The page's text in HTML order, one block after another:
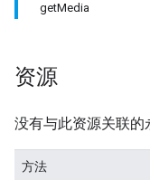
getMedia
资源
没有与此资源关联的
方法